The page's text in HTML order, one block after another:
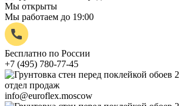
Мы открыты
Мы работаем до 19:00
Бесплатно по России
+7 (495) 780-77-45
отдел продаж
info@euroflex.moscow